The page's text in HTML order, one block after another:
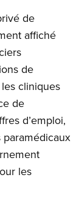
de
affiché
de
cliniques
de
d’emploi,
paramédicaux
les